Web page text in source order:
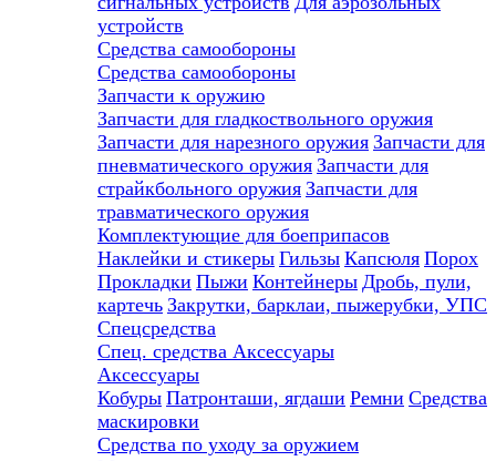
устройств
Средства самообороны
Средства самообороны
Запчасти к оружию
Запчасти для гладкоствольного оружия
Запчасти для нарезного оружия Запчасти для
пневматического оружия Запчасти для
страйкбольного оружия Запчасти для
травматического оружия
Комплектующие для боеприпасов
Наклейки и стикеры Гильзы Капсюля Порох
Прокладки Пыжи Контейнеры Дробь, пули,
картечь Закрутки, барклаи, пыжерубки, УПС
Спецсредства
Спец. средства Аксессуары
Аксессуары
Кобуры Патронташи, ягдаши Ремни Средства
маскировки
Средства по уходу за оружием